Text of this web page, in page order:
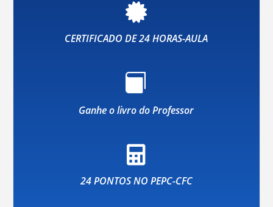

CERTIFICADO DE 24 HORAS-AULA

Ganhe o livro do Professor

24 PONTOS NO PEPC-CFC